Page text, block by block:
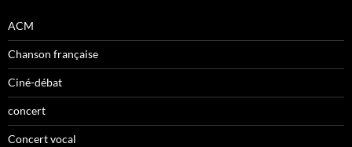
ACM
Chanson française
Ciné-débat
concert
Concert vocal